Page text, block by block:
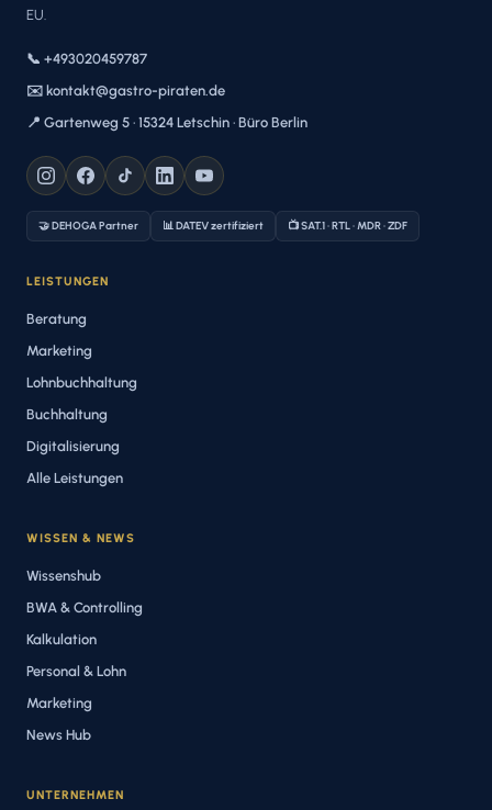
EU.
📞 +493020459787
✉️ kontakt@gastro-piraten.de
📍 Gartenweg 5 · 15324 Letschin · Büro Berlin
🤝 DEHOGA Partner 📊 DATEV zertifiziert 📺 SAT.1 · RTL · MDR · ZDF
LEISTUNGEN
Beratung
Marketing
Lohnbuchhaltung
Buchhaltung
Digitalisierung
Alle Leistungen
WISSEN & NEWS
Wissenshub
BWA & Controlling
Kalkulation
Personal & Lohn
Marketing
News Hub
UNTERNEHMEN